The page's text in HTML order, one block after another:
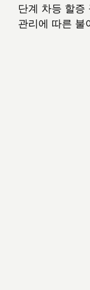
단계 차등 할증
관리에 따른 불